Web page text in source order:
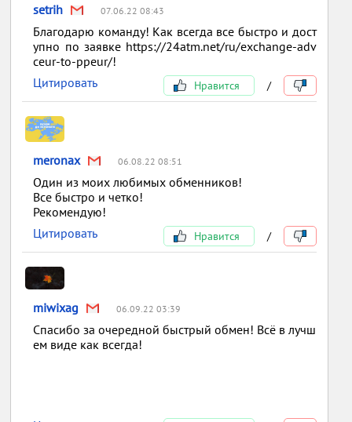
setrih 07.06.22 08:43
Благодарю команду! Как всегда все быстро и дост
упно по заявке https://24atm.net/ru/exchange-adv
ceur-to-ppeur/!
Цитировать
Нравится /
meronax 06.08.22 08:51
Один из моих любимых обменников!
Все быстро и четко!
Рекомендую!
Цитировать
Нравится /
miwixag 06.09.22 03:39
Спасибо за очередной быстрый обмен! Всё в лучш
ем виде как всегда!